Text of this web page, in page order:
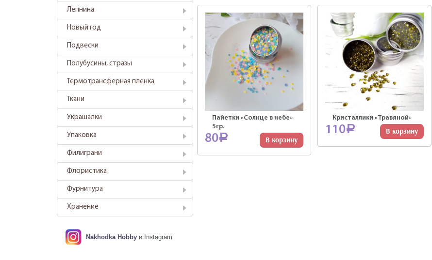
Лепнина
Новый год
Подвески
Полубусины, стразы
Термотрансферная пленка
Ткани
Украшалки
Упаковка
Филиграни
Флористика
Фурнитура
Хранение
Nakhodka Hobby в Instagram
Пайетки «Солнце в небе»
5гр.
80Р В корзину
Кристаллики «Травяной»
110Р В корзину